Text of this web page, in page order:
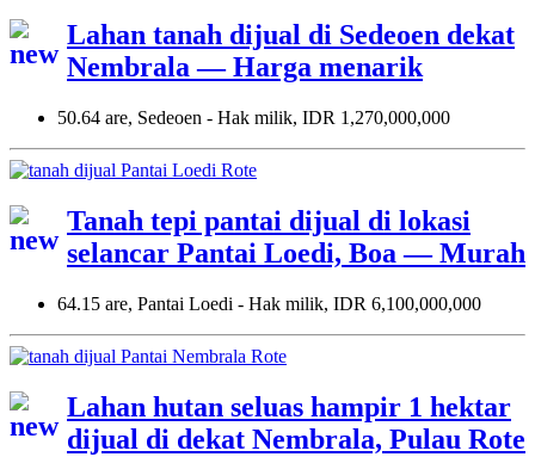
Lahan tanah dijual di Sedeoen dekat
Nembrala — Harga menarik
50.64 are, Sedeoen - Hak milik, IDR 1,270,000,000
Tanah tepi pantai dijual di lokasi
selancar Pantai Loedi, Boa — Murah
64.15 are, Pantai Loedi - Hak milik, IDR 6,100,000,000
Lahan hutan seluas hampir 1 hektar
dijual di dekat Nembrala, Pulau Rote